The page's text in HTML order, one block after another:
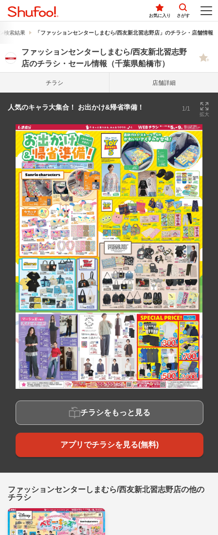
お気に入り さがす
検索結果 「ファッションセンターしまむら/西友新北習志野店」のチラシ・店舗情報
ファッションセンターしまむら/西友新北習志野
店のチラシ・セール情報（千葉県船橋市）
チラシ 店舗詳細
人気のキャラ大集合！ お出かけ&帰省準備！ 1/1
拡大
チラシをもっと見る
アプリでチラシを見る(無料)
ファッションセンターしまむら/西友新北習志野店の他の
チラシ